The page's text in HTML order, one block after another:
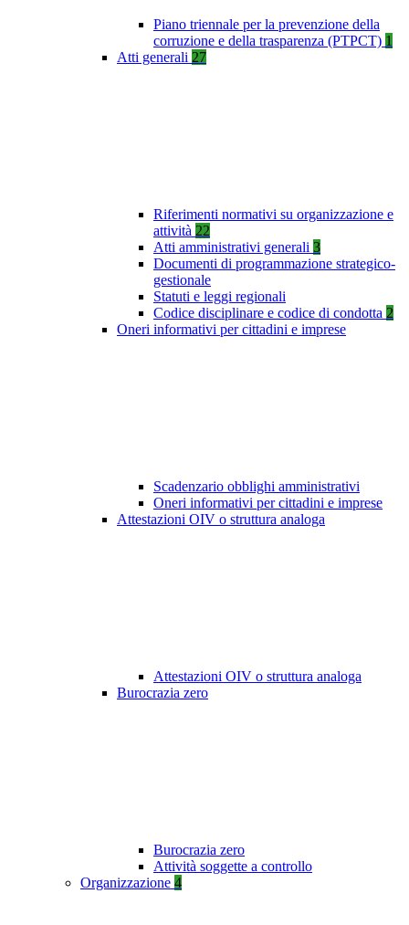
Piano triennale per la prevenzione della
corruzione e della trasparenza (PTPCT) 1
Atti generali 27
Riferimenti normativi su organizzazione e
attività 22
Atti amministrativi generali 3
Documenti di programmazione strategico-
gestionale
Statuti e leggi regionali
Codice disciplinare e codice di condotta 2
Oneri informativi per cittadini e imprese
Scadenzario obblighi amministrativi
Oneri informativi per cittadini e imprese
Attestazioni OIV o struttura analoga
Attestazioni OIV o struttura analoga
Burocrazia zero
Burocrazia zero
Attività soggette a controllo
Organizzazione 4